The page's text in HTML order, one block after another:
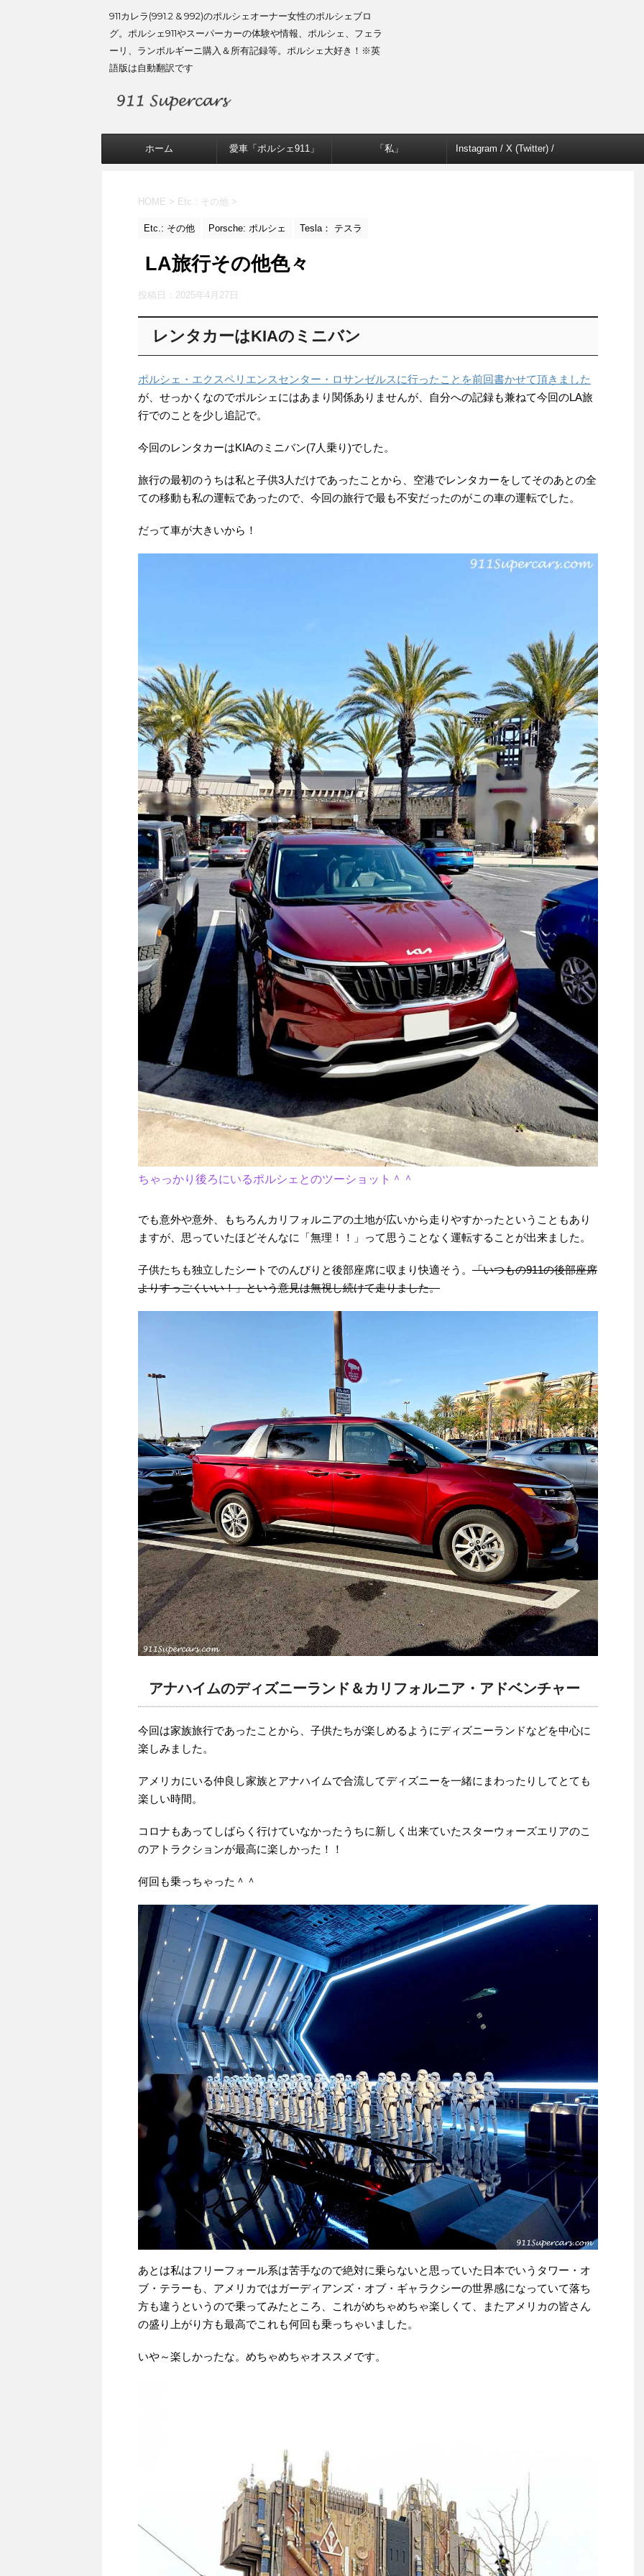
911カレラ(991.2 & 992)のポルシェオーナー女性のポルシェブロ
グ。ポルシェ911やスーパーカーの体験や情報、ポルシェ、フェラ
ーリ、ランボルギーニ購入＆所有記録等。ポルシェ大好き！※英
語版は自動翻訳です
ホーム 愛車「ポルシェ911」 「私」 Instagram / X (Twitter) /
HOME > Etc.: その他 >
Etc.: その他 Porsche: ポルシェ Tesla： テスラ
LA旅行その他色々
投稿日： 2025年4月27日
レンタカーはKIAのミニバン
ポルシェ・エクスペリエンスセンター・ロサンゼルスに行ったことを前回書かせて頂きました
が、せっかくなのでポルシェにはあまり関係ありませんが、自分への記録も兼ねて今回のLA旅
行でのことを少し追記で。
今回のレンタカーはKIAのミニバン(7人乗り)でした。
旅行の最初のうちは私と子供3人だけであったことから、空港でレンタカーをしてそのあとの全
ての移動も私の運転であったので、今回の旅行で最も不安だったのがこの車の運転でした。
だって車が大きいから！
ちゃっかり後ろにいるポルシェとのツーショット＾＾
でも意外や意外、もちろんカリフォルニアの土地が広いから走りやすかったということもあり
ますが、思っていたほどそんなに「無理！！」って思うことなく運転することが出来ました。
子供たちも独立したシートでのんびりと後部座席に収まり快適そう。 「いつもの911の後部座席
よりすっごくいい！」という意見は無視し続けて走りました。
アナハイムのディズニーランド＆カリフォルニア・アドベンチャー
今回は家族旅行であったことから、子供たちが楽しめるようにディズニーランドなどを中心に
楽しみました。
アメリカにいる仲良し家族とアナハイムで合流してディズニーを一緒にまわったりしてとても
楽しい時間。
コロナもあってしばらく行けていなかったうちに新しく出来ていたスターウォーズエリアのこ
のアトラクションが最高に楽しかった！！
何回も乗っちゃった＾＾
あとは私はフリーフォール系は苦手なので絶対に乗らないと思っていた日本でいうタワー・オ
ブ・テラーも、アメリカではガーディアンズ・オブ・ギャラクシーの世界感になっていて落ち
方も違うというので乗ってみたところ、これがめちゃめちゃ楽しくて、またアメリカの皆さん
の盛り上がり方も最高でこれも何回も乗っちゃいました。
いや～楽しかったな。めちゃめちゃオススメです。